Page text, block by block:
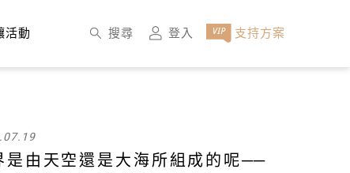
活動 搜尋 登入 支持方案
是由天空還是大海所組成的呢──